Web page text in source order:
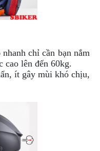
nhanh chỉ cần bạn nắm
cao lên đến 60kg.
ít gây mùi khó chịu,